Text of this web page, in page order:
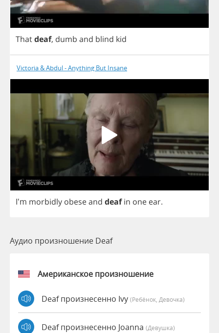
Thatdeaf, dumb and blind kid
Victoria & Abdul - Anything But Insane
I'm morbidly obeseand deaf in one ear.
Аудио произношение Deaf
Американское произношение
Deaf произнесенно Ivy (Ребёнок, Девочка)
Deaf произнесенно Joanna (девушка)